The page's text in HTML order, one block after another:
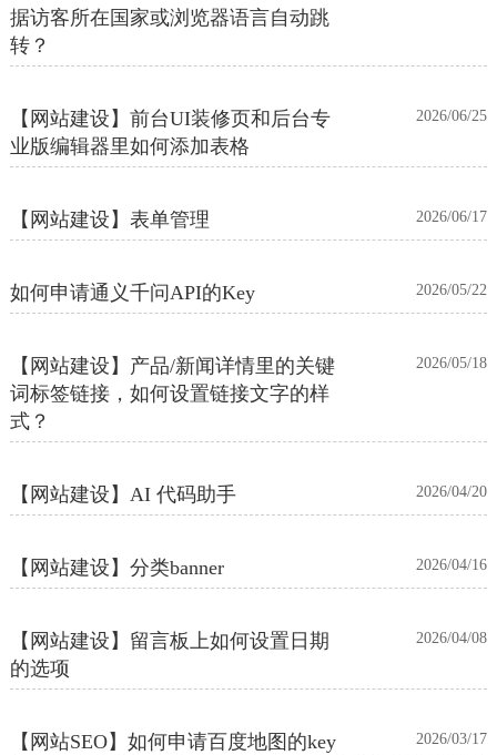
据访客所在国家或浏览器语言自动跳
转？
【网站建设】前台UI装修页和后台专
业版编辑器里如何添加表格
2026/06/25
【网站建设】表单管理 2026/06/17
如何申请通义千问API的Key 2026/05/22
【网站建设】产品/新闻详情里的关键
词标签链接，如何设置链接文字的样
式？
2026/05/18
【网站建设】AI 代码助手 2026/04/20
【网站建设】分类banner 2026/04/16
【网站建设】留言板上如何设置日期
的选项
2026/04/08
【网站SEO】如何申请百度地图的key 2026/03/17